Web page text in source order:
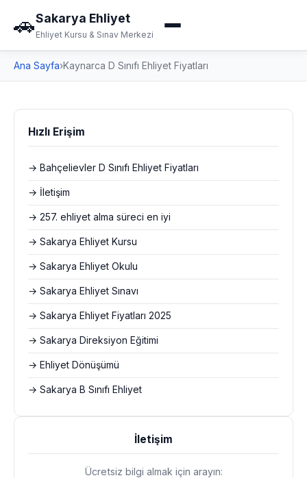
🚗Sakarya Ehliyet
Ehliyet Kursu & Sınav Merkezi
Ana Sayfa›Kaynarca D Sınıfı Ehliyet Fiyatları
Hızlı Erişim
→ Bahçelievler D Sınıfı Ehliyet Fiyatları
→ İletişim
→ 257. ehliyet alma süreci en iyi
→ Sakarya Ehliyet Kursu
→ Sakarya Ehliyet Okulu
→ Sakarya Ehliyet Sınavı
→ Sakarya Ehliyet Fiyatları 2025
→ Sakarya Direksiyon Eğitimi
→ Ehliyet Dönüşümü
→ Sakarya B Sınıfı Ehliyet
İletişim
Ücretsiz bilgi almak için arayın: